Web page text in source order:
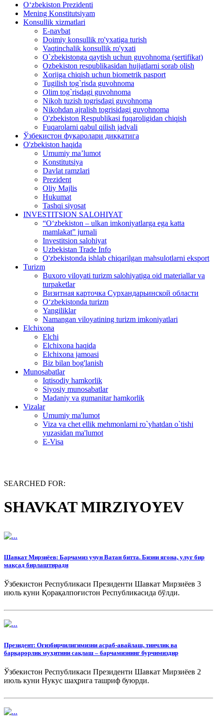
Oʻzbekiston Prezidenti
Mening Konstitutsiyam
Konsullik xizmatlari
E-navbat
Doimiy konsullik ro'yxatiga turish
Vaqtinchalik konsullik ro'yxati
O`zbekistonga qaytish uchun guvohnoma (sertifikat)
Ozbekiston respublikasidan hujjatlarni sorab olish
Xorijga chiqish uchun biometrik pasport
Tugilish tog`risda guvohnoma
Olim tog`risdagi guvohnoma
Nikoh tuzish togrisdagi guvohnoma
Nikohdan ajralish togrisidagi guvohnoma
O'zbekiston Respublikasi fuqaroligidan chiqish
Fuqarolarni qabul qilish jadvali
Ўзбекистон фуқаролари диққатига
O'zbekiston haqida
Umumiy ma’lumot
Konstitutsiya
Davlat ramzlari
Prezident
Oliy Majlis
Hukumat
Tashqi siyosat
INVESTITSION SALOHIYAT
“Oʻzbekiston – ulkan imkoniyatlarga ega katta
mamlakat” jurnali
Investitsion salohiyat
Uzbekistan Trade Info
O'zbekistonda ishlab chiqarilgan mahsulotlarni eksport
Turizm
Buxoro viloyati turizm salohiyatiga oid materiallar va
turpaketlar
Визитная карточка Сурхандарьинской области
Oʻzbekistonda turizm
Yangiliklar
Namangan viloyatining turizm imkoniyatlari
Elchixona
Elchi
Elchixona haqida
Elchixona jamoasi
Biz bilan bog'lanish
Munosabatlar
Iqtisodiy hamkorlik
Siyosiy munosabatlar
Madaniy va gumanitar hamkorlik
Vizalar
Umumiy ma'lumot
Viza va chet ellik mehmonlarni ro`yhatdan o`tishi
yuzasidan ma'lumot
E-Visa
SEARCHED FOR:
SHAVKAT MIRZIYOYEV
Шавкат Мирзиёев: Барчамиз учун Ватан битта. Бизни ягона, улуғ бир
мақсад бирлаштиради
Ўзбекистон Республикаси Президенти Шавкат Мирзиёев 3
июль куни Қорақалпоғистон Республикасида бўлди.
Президент: Оғизбирчилигимизни асраб-авайлаш, тинчлик ва
барқарорлик муҳитини сақлаш – барчамизнинг бурчимиздир
Ўзбекистон Республикаси Президенти Шавкат Мирзиёев 2
июль куни Нукус шаҳрига ташриф буюрди.